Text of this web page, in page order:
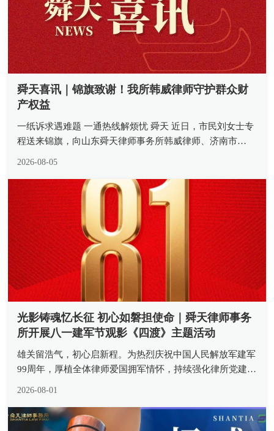
舜天喜讯｜锦旗致谢！我所韩威律师守护群众财
产权益
一纸诉求遇难题 一通热线解烦忧 舜天 近日，市民刘女士专
程送来锦旗，向山东舜天律师事务所韩威律师、济南市
律服务、践行法治为...
2026-08-05
光影铸魂忆长征 初心如磐担使命｜舜天律师事务
所开展八一建军节观影《四渡》主题活动
雄关留浩气，初心启新程。为热烈庆祝中国人民解放军建军
99周年，厚植全体律师爱国拥军情怀，持续强化律所党建引
渡》，开展 “重温四渡峥...
2026-08-01